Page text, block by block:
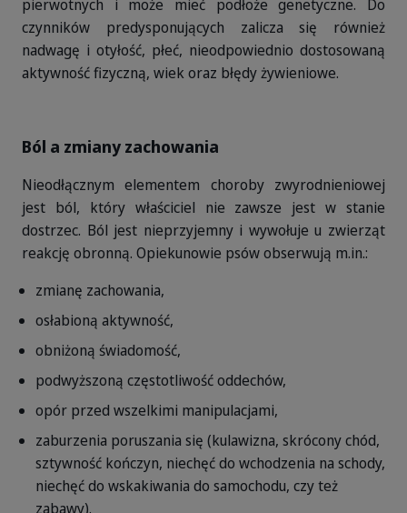
pierwotnych i może mieć podłoże genetyczne. Do
czynników predysponujących zalicza się również
nadwagę i otyłość, płeć, nieodpowiednio dostosowaną
aktywność fizyczną, wiek oraz błędy żywieniowe.
Ból a zmiany zachowania
Nieodłącznym elementem choroby zwyrodnieniowej
jest ból, który właściciel nie zawsze jest w stanie
dostrzec. Ból jest nieprzyjemny i wywołuje u zwierząt
reakcję obronną. Opiekunowie psów obserwują m.in.:
zmianę zachowania,
osłabioną aktywność,
obniżoną świadomość,
podwyższoną częstotliwość oddechów,
opór przed wszelkimi manipulacjami,
zaburzenia poruszania się (kulawizna, skrócony chód,
sztywność kończyn, niechęć do wchodzenia na schody,
niechęć do wskakiwania do samochodu, czy też
zabawy).